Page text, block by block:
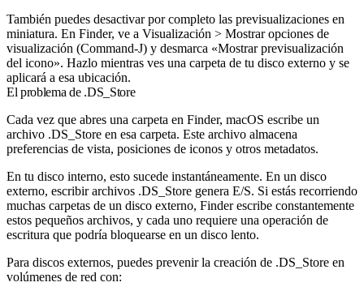
También puedes desactivar por completo las previsualizaciones en
miniatura. En Finder, ve a Visualización > Mostrar opciones de
visualización (Command-J) y desmarca «Mostrar previsualización
del icono». Hazlo mientras ves una carpeta de tu disco externo y se
aplicará a esa ubicación.
El problema de .DS_Store
Cada vez que abres una carpeta en Finder, macOS escribe un
archivo .DS_Store en esa carpeta. Este archivo almacena
preferencias de vista, posiciones de iconos y otros metadatos.
En tu disco interno, esto sucede instantáneamente. En un disco
externo, escribir archivos .DS_Store genera E/S. Si estás recorriendo
muchas carpetas de un disco externo, Finder escribe constantemente
estos pequeños archivos, y cada uno requiere una operación de
escritura que podría bloquearse en un disco lento.
Para discos externos, puedes prevenir la creación de .DS_Store en
volúmenes de red con: